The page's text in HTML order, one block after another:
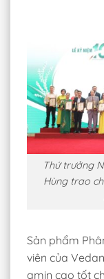
Thứ trưởng
Hùng trao
Sản phẩm
viên của
amin cao tốt